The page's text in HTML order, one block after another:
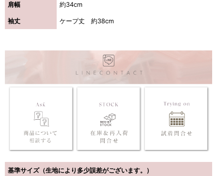
肩幅 約34cm
袖丈 ケープ丈 約38cm
基準サイズ（生地により多少誤差がございます。）